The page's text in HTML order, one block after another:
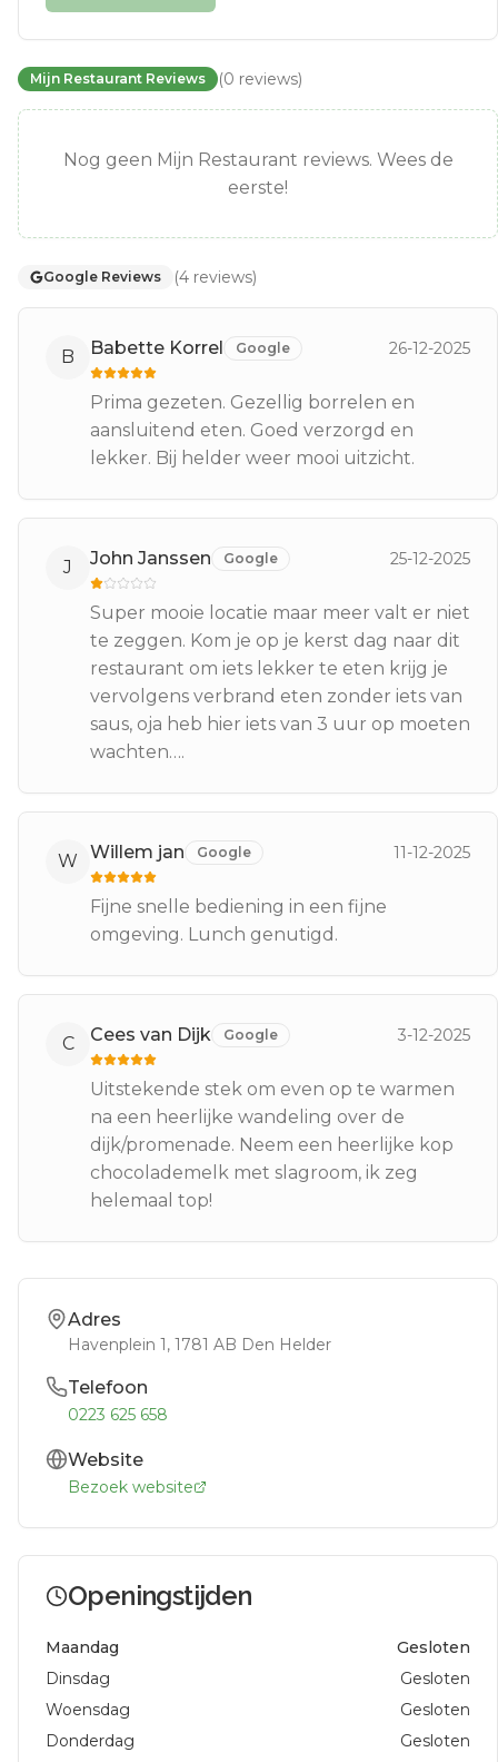
Mijn Restaurant Reviews (0 reviews)
Nog geen Mijn Restaurant reviews. Wees de
eerste!
Google Reviews (4 reviews)
B Babette Korrel Google 26-12-2025
Prima gezeten. Gezellig borrelen en
aansluitend eten. Goed verzorgd en
lekker. Bij helder weer mooi uitzicht.
J John Janssen Google 25-12-2025
Super mooie locatie maar meer valt er niet
te zeggen. Kom je op je kerst dag naar dit
restaurant om iets lekker te eten krijg je
vervolgens verbrand eten zonder iets van
saus, oja heb hier iets van 3 uur op moeten
wachten….
W Willem jan Google 11-12-2025
Fijne snelle bediening in een fijne
omgeving. Lunch genutigd.
C Cees van Dijk Google 3-12-2025
Uitstekende stek om even op te warmen
na een heerlijke wandeling over de
dijk/promenade. Neem een heerlijke kop
chocolademelk met slagroom, ik zeg
helemaal top!
Adres
Havenplein 1, 1781 AB Den Helder
Telefoon
0223 625 658
Website
Bezoek website
Openingstijden
Maandag
Gesloten
Dinsdag
Gesloten
Woensdag
Gesloten
Donderdag
Gesloten